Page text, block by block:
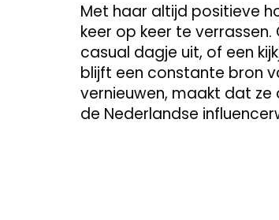
Met haar altijd positieve
keer op keer te
casual dagje uit, of een
blijft een constante bron
vernieuwen, maakt dat ze
de Nederlandse